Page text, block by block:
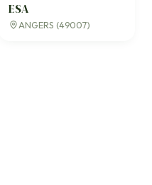
ESA
ANGERS (49007)